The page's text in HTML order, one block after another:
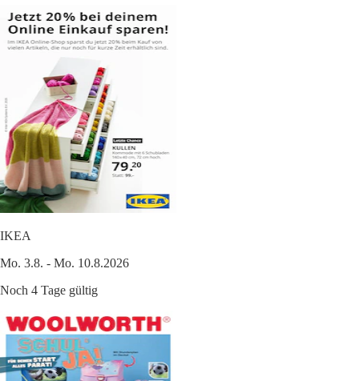
IKEA
Mo. 3.8. - Mo. 10.8.2026
Noch 4 Tage gültig